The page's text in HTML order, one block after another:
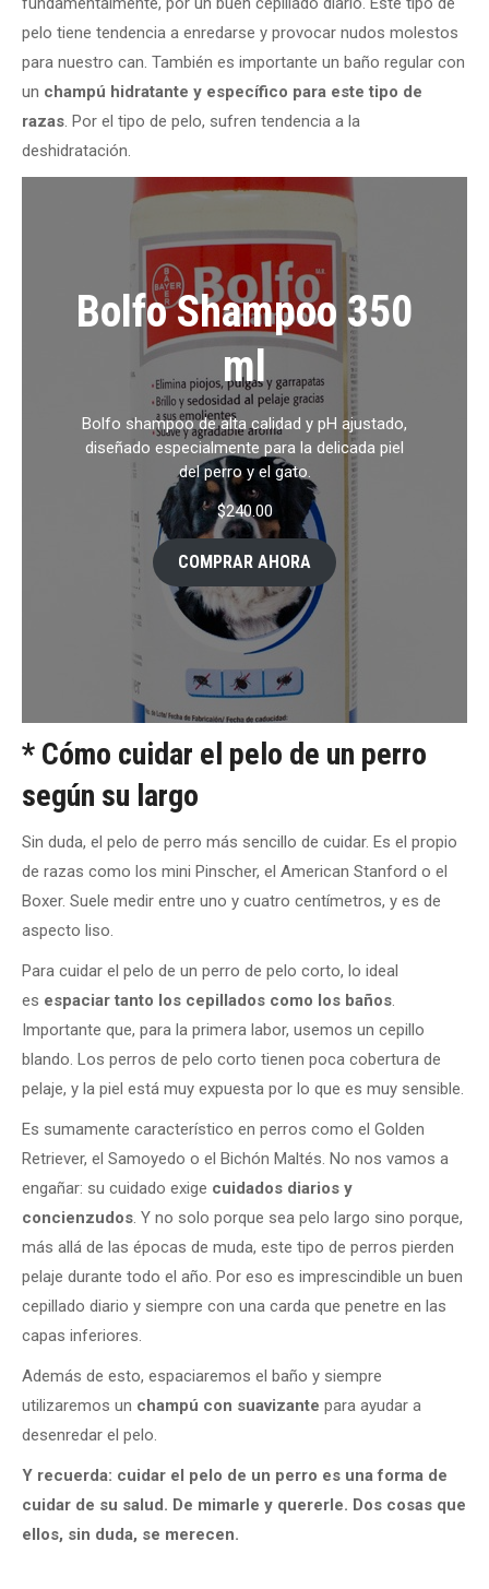
pelo tiene tendencia a enredarse y provocar nudos molestos
para nuestro can. También es importante un baño regular con
un champú hidratante y específico para este tipo de
razas. Por el tipo de pelo, sufren tendencia a la
deshidratación.
Bolfo Shampoo 350
ml
Bolfo shampoo de alta calidad y pH ajustado,
diseñado especialmente para la delicada piel
del perro y el gato.
$240.00
COMPRAR AHORA
* Cómo cuidar el pelo de un perro
según su largo
Sin duda, el pelo de perro más sencillo de cuidar. Es el propio
de razas como los mini Pinscher, el American Stanford o el
Boxer. Suele medir entre uno y cuatro centímetros, y es de
aspecto liso.
Para cuidar el pelo de un perro de pelo corto, lo ideal
es espaciar tanto los cepillados como los baños.
Importante que, para la primera labor, usemos un cepillo
blando. Los perros de pelo corto tienen poca cobertura de
pelaje, y la piel está muy expuesta por lo que es muy sensible.
Es sumamente característico en perros como el Golden
Retriever, el Samoyedo o el Bichón Maltés. No nos vamos a
engañar: su cuidado exige cuidados diarios y
concienzudos. Y no solo porque sea pelo largo sino porque,
más allá de las épocas de muda, este tipo de perros pierden
pelaje durante todo el año. Por eso es imprescindible un buen
cepillado diario y siempre con una carda que penetre en las
capas inferiores.
Además de esto, espaciaremos el baño y siempre
utilizaremos un champú con suavizante para ayudar a
desenredar el pelo.
Y recuerda: cuidar el pelo de un perro es una forma de
cuidar de su salud. De mimarle y quererle. Dos cosas que
ellos, sin duda, se merecen.